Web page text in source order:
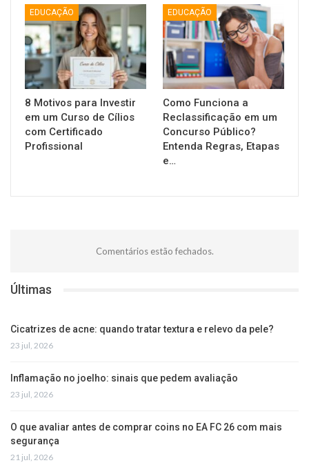
EDUCAÇÃO
8 Motivos para Investir
em um Curso de Cílios
com Certificado
Profissional
EDUCAÇÃO
Como Funciona a
Reclassificação em um
Concurso Público?
Entenda Regras, Etapas
e…
Comentários estão fechados.
Últimas
Cicatrizes de acne: quando tratar textura e relevo da pele?
23 jul, 2026
Inflamação no joelho: sinais que pedem avaliação
23 jul, 2026
O que avaliar antes de comprar coins no EA FC 26 com mais
segurança
21 jul, 2026